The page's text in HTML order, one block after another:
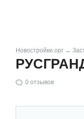
Новостройки.орг →
0 отзывов